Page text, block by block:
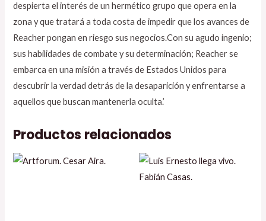
despierta el interés de un hermético grupo que opera en la
zona y que tratará a toda costa de impedir que los avances de
Reacher pongan en riesgo sus negocios.Con su agudo ingenio;
sus habilidades de combate y su determinación; Reacher se
embarca en una misión a través de Estados Unidos para
descubrir la verdad detrás de la desaparición y enfrentarse a
aquellos que buscan mantenerla oculta.’
Productos relacionados